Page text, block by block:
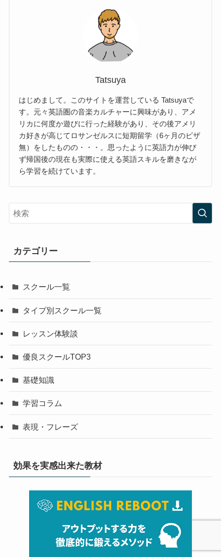
Tatsuya
はじめまして。このサイトを運営している Tatsuyaで
す。元々英語圏の音楽カルチャーに興味があり、アメ
リカに何度か遊びに行った経験があり、その後アメリ
カ好きが高じてロサンゼルスに短期留学（6ヶ月のビザ
無）をしたものの・・・。思ったように英語力が伸び
ず帰国後の現在も実際に使える英語スキルを磨きなが
ら学習を続けています。
カテゴリー
スクール一覧
タイプ別スクール一覧
レッスン体験談
優良スクールTOP3
基礎知識
学習コラム
表現・フレーズ
効果を実感出来た教材